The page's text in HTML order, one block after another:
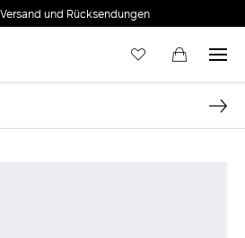
und Rücksendungen